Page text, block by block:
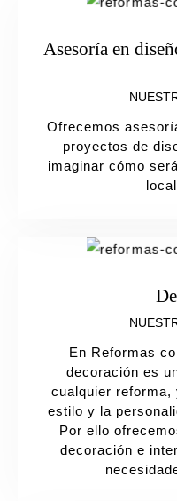
Asesoría en
Ofrecemos
proyectos de
imaginar cómo
En Reformas
decoración es
cualquier reforma,
estilo y la
Por ello
decoración e